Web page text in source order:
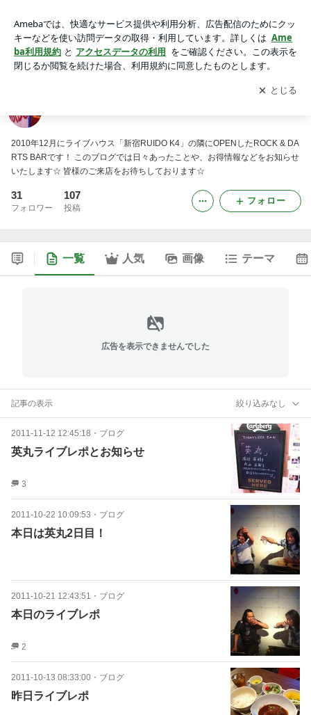
アプリをダウンロードして ブログの更新通知
を受け取りまし
ょう。
開く
2010年12月にライブハウス「新宿RUIDO K4」の隣にOPENしたROCK & DA
RTS BARです！ このブログでは日々あったことや、お得情報などをお知らせ
いたします☆ 皆様のご来店をお待ちしております☆
31
フォロワー
107
投稿
フォロー
一覧 人気 画像 テーマ
広告を表示できませんでした
記事の表示 絞り込みなし
2011-11-12 12:45:18 ・ ブログ
英丸ライブレポとお知らせ
3
2011-10-22 10:09:53 ・ ブログ
本日は英丸2日目！
2011-10-21 12:43:51 ・ ブログ
本日のライブレポ
2
2011-10-13 08:33:00 ・ ブログ
昨日ライブレポ